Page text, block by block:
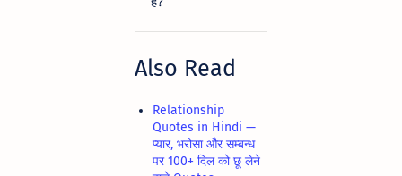
Also Read
Relationship
Quotes in Hindi —
प्यार, भरोसा और सम्बन्ध
पर 100+ दिल को छू लेने